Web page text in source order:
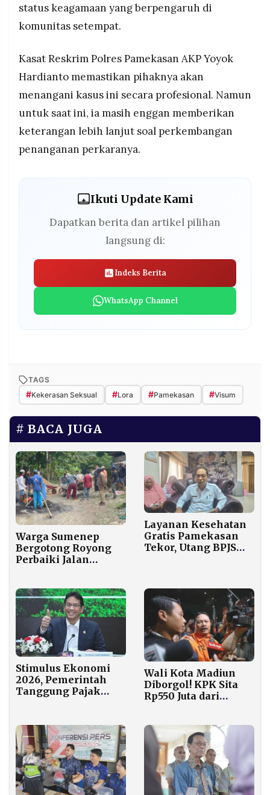
status keagamaan yang berpengaruh di
komunitas setempat.
Kasat Reskrim Polres Pamekasan AKP Yoyok
Hardianto memastikan pihaknya akan
menangani kasus ini secara profesional. Namun
untuk saat ini, ia masih enggan memberikan
keterangan lebih lanjut soal perkembangan
penanganan perkaranya.
Ikuti Update Kami
Dapatkan berita dan artikel pilihan
langsung di:
Indeks Berita
WhatsApp Channel
TAGS
#Kekerasan Seksual #Lora #Pamekasan #Visum
BACA JUGA
Warga Sumenep
Bergotong Royong
Perbaiki Jalan
Live TikTok
Layanan Kesehatan
Gratis Pamekasan
Tekor, Utang BPJS
Stimulus Ekonomi
2026, Pemerintah
Tanggung Pajak
Juta
Wali Kota Madiun
Diborgol! KPK Sita
Rp550 Juta dari